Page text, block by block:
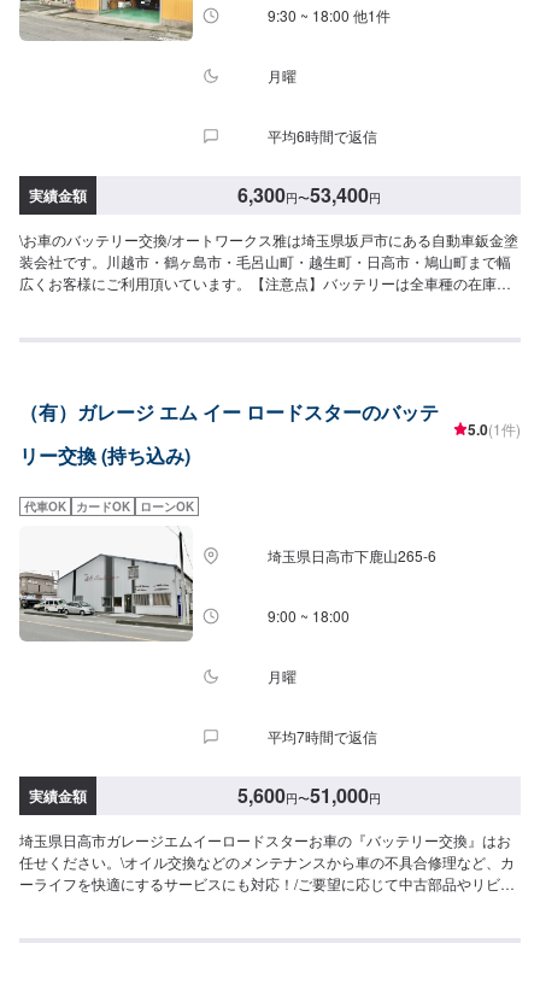
9:30 ~ 18:00 他1件
月曜
平均6時間で返信
実績金額 6,300円〜53,400円
\お車のバッテリー交換/オートワークス雅は埼玉県坂戸市にある自動車鈑金塗
装会社です。川越市・鶴ヶ島市・毛呂山町・越生町・日高市・鳩山町まで幅
広くお客様にご利用頂いています。【注意点】バッテリーは全車種の在庫が
----------埼玉県坂戸市にある自動車板金塗装会社です。大切な愛車を、早く・
ップ・保険までお車の事であればなんでも当社におまかせ下さい。各保険会
社の指定工場にもなっておりますので保険修理もお待ちしております。
（有）ガレージ エム イー ロードスターのバッテ
リー交換 (持ち込み)
5.0(1件)
代車OK カードOK ローンOK
埼玉県日高市下鹿山265-6
9:00 ~ 18:00
月曜
平均7時間で返信
実績金額 5,600円〜51,000円
埼玉県日高市ガレージエムイーロードスターお車の『バッテリー交換』はお
任せください。\オイル交換などのメンテナンスから車の不具合修理など、カ
ーライフを快適にするサービスにも対応！/ご要望に応じて中古部品やリビル
かな施工●新品より美しく●品質には自信あり！技術ならどこにも負けませ